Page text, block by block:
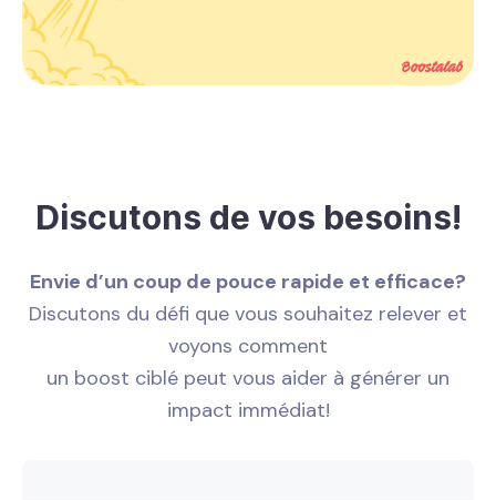
Discutons de vos besoins!
Envie d’un coup de pouce rapide et efficace?
Discutons du défi que vous souhaitez relever et
voyons comment
un boost ciblé peut vous aider à générer un
impact immédiat!